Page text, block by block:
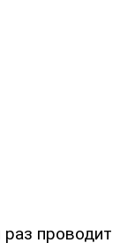
раз проводит